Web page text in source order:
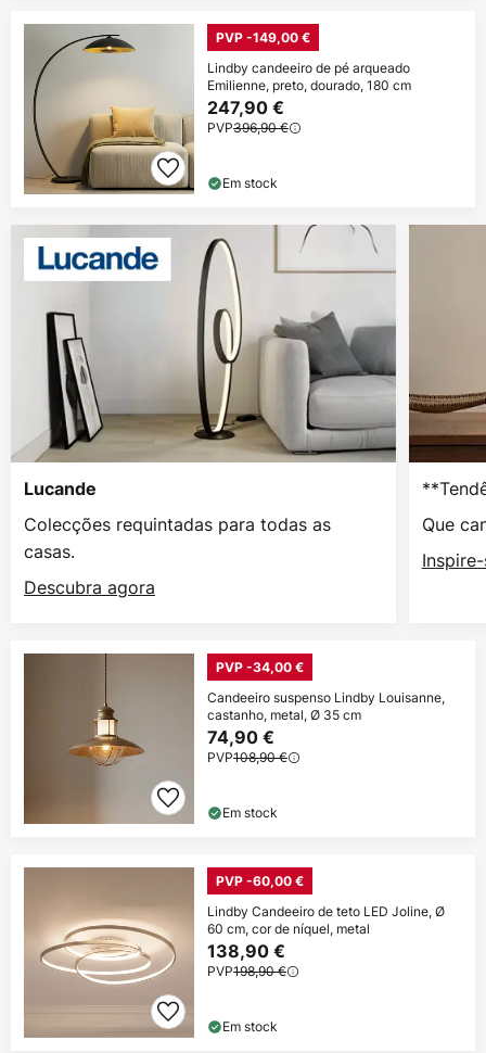
PVP -149,00 €
Lindby candeeiro de pé arqueado
Emilienne, preto, dourado, 180 cm
247,90 €
PVP396,90 €
Em stock
Lucande
Colecções requintadas para todas as
casas.
Descubra agora
Que
PVP -34,00 €
Candeeiro suspenso Lindby Louisanne,
castanho, metal, Ø 35 cm
74,90 €
PVP108,90 €
Em stock
PVP -60,00 €
Lindby Candeeiro de teto LED Joline, Ø
60 cm, cor de níquel, metal
138,90 €
PVP198,90 €
Em stock